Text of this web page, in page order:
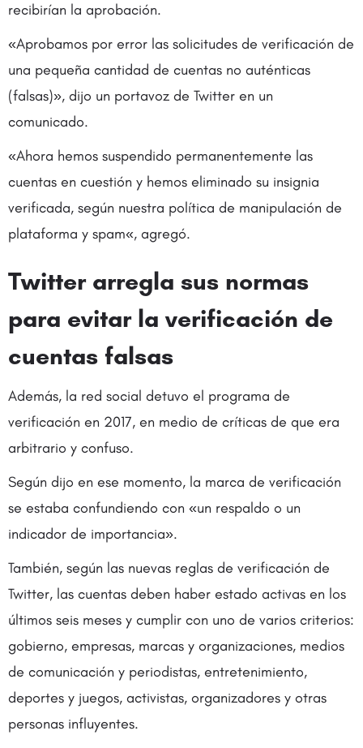
recibirían la aprobación.
«Aprobamos por error las solicitudes de verificación de
una pequeña cantidad de cuentas no auténticas
(falsas)», dijo un portavoz de Twitter en un
comunicado.
«Ahora hemos suspendido permanentemente las
cuentas en cuestión y hemos eliminado su insignia
verificada, según nuestra política de manipulación de
plataforma y spam«, agregó.
Twitter arregla sus normas
para evitar la verificación de
cuentas falsas
Además, la red social detuvo el programa de
verificación en 2017, en medio de críticas de que era
arbitrario y confuso.
Según dijo en ese momento, la marca de verificación
se estaba confundiendo con «un respaldo o un
indicador de importancia».
También, según las nuevas reglas de verificación de
Twitter, las cuentas deben haber estado activas en los
últimos seis meses y cumplir con uno de varios criterios:
gobierno, empresas, marcas y organizaciones, medios
de comunicación y periodistas, entretenimiento,
deportes y juegos, activistas, organizadores y otras
personas influyentes.